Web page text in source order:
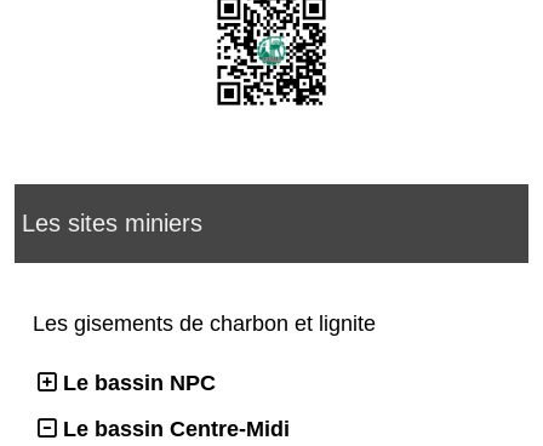
Les sites miniers
Les gisements de charbon et lignite
Le bassin NPC
Le bassin Centre-Midi